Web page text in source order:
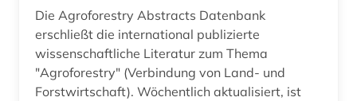
cell biology (1)
cellulosechemie (1)
cephalopoda (1)
Die Agroforestry Abstracts Datenbank
erschließt die international publizierte
wissenschaftliche Literatur zum Thema
"Agroforestry" (Verbindung von Land- und
Forstwirtschaft). Wöchentlich aktualisiert, ist